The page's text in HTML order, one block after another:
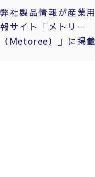
弊社製品情報が産業
報サイト「メトリー
（Metoree）」に掲